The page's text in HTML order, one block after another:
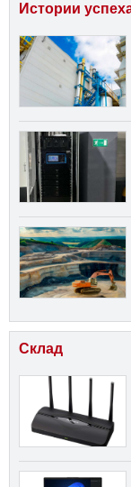
Истории
Склад